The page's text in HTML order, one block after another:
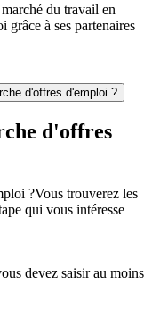
du travail en
grâce à ses partenaires
d'offres d'emploi ?
d'offres
?Vous trouverez les
qui vous intéresse
devez saisir au moins